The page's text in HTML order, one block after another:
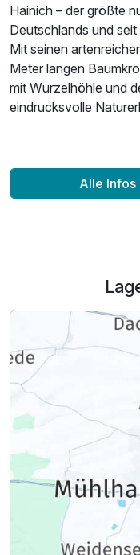
Hainich – der größte
Deutschlands und
Mit seinen
Meter langen
mit Wurzelhöhle und
eindrucksvolle
Alle Infos